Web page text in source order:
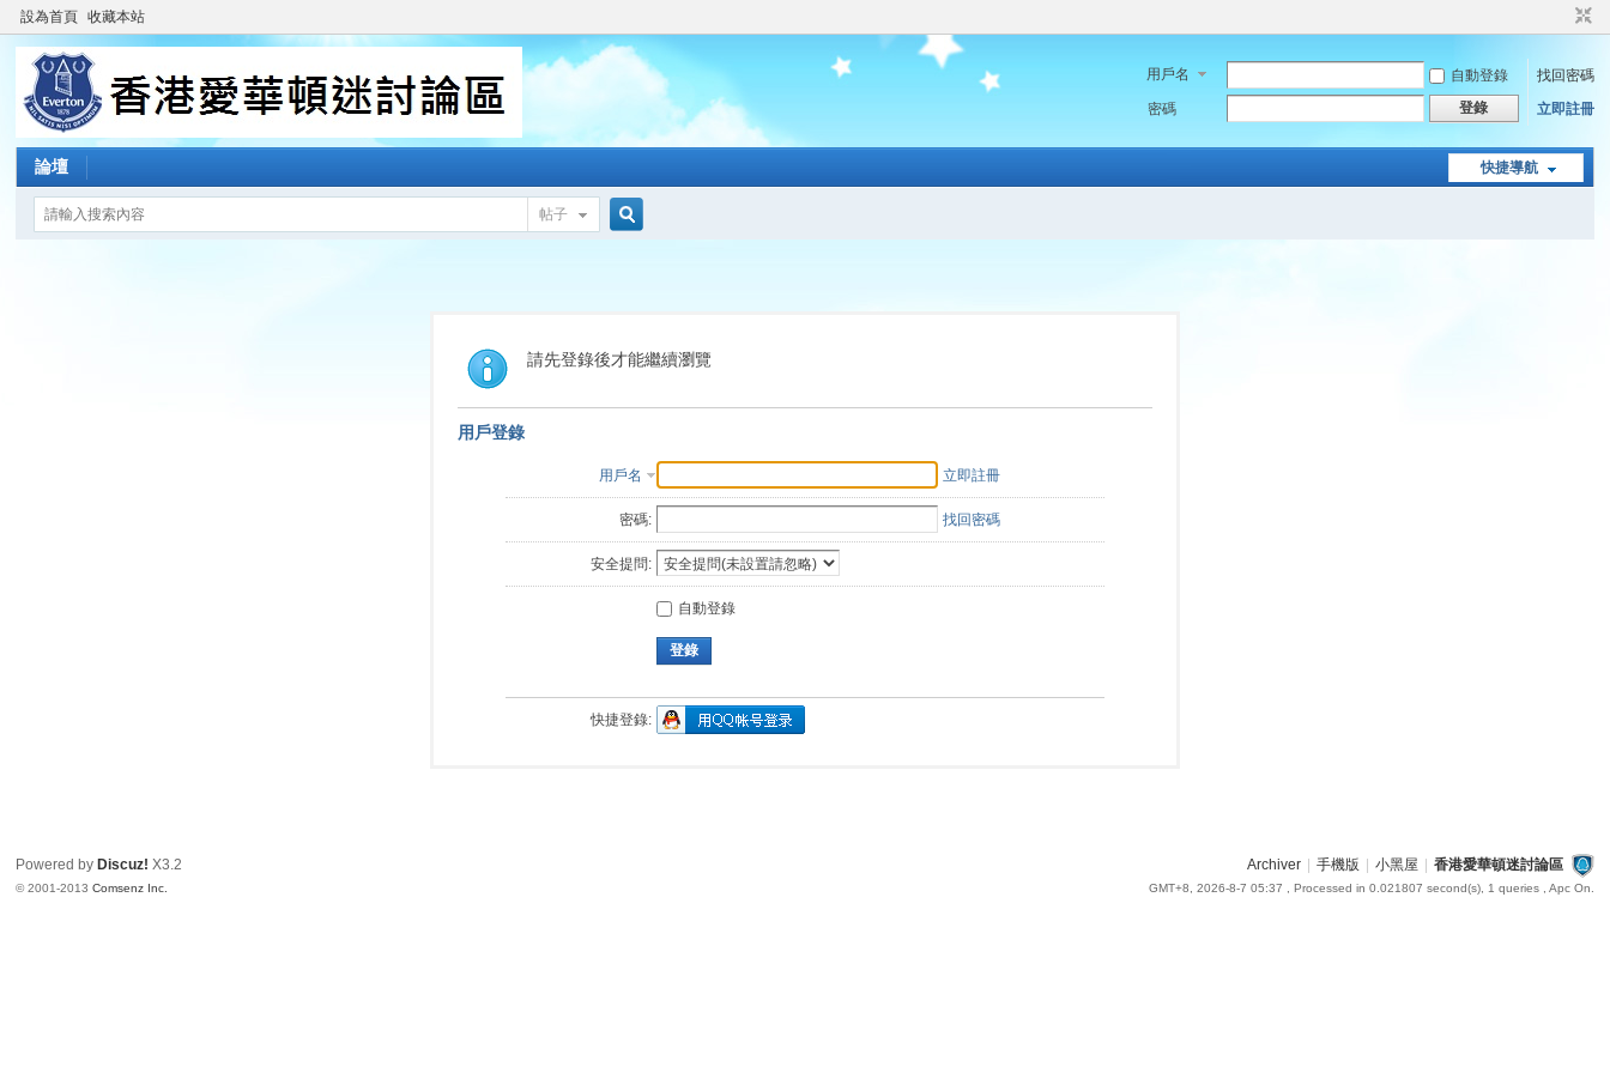
設為首頁 收藏本站
用戶名 自動登錄
找回密碼
密碼
登錄 立即註冊
快捷導航
論壇
帖子
索
請先登錄後才能繼續瀏覽
用戶登錄
用戶名 立即註冊
密碼: 找回密碼
安全提問:
自動登錄
登錄
快捷登錄:
Archiver 手機版 小黑屋 香港愛華頓迷討論區
GMT+8, 2026-8-7 05:37 , Processed in 0.021807 second(s), 1 queries , Apc On.
Powered by Discuz! X3.2
© 2001-2013Comsenz Inc.